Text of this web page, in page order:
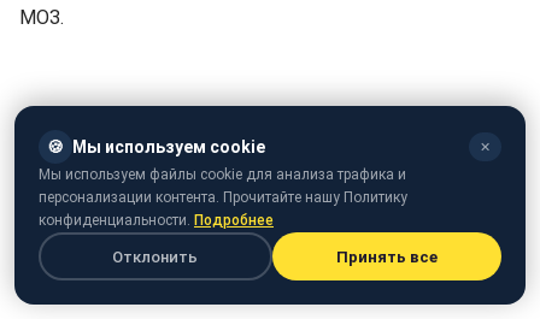
МОЗ.
🍪 Мы используем cookie ✕
Мы используем файлы cookie для анализа трафика и
персонализации контента. Прочитайте нашу Политику
конфиденциальности. Подробнее
Отклонить Принять все